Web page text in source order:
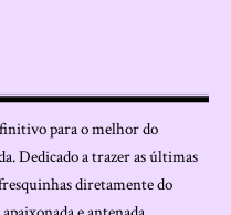
para o melhor do
Dedicado a trazer as últimas
diretamente do